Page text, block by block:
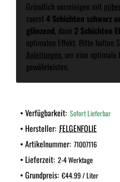
Gründlich vorreinigen mit
zuerst 4 Schichten schwarz
glänzend, dann 2 Schichten
optimalen Effekt. Bitte halten
Anleitungen, um eine optimale
gewährleisten.
Verfügbarkeit: Sofort Lieferbar
Hersteller: FELGENFOLIE
Artikelnummer: 71007116
Lieferzeit: 2-4 Werktage
Grundpreis: €44.99 / Liter